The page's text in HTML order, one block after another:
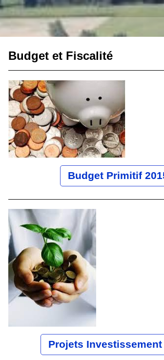
Budget et Fiscalité
Budget Primitif
Projets Investissement